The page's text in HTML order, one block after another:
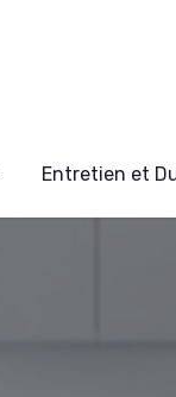
Entretien et